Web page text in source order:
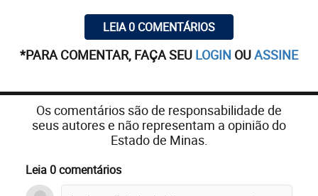
LEIA 0 COMENTÁRIOS
*PARA COMENTAR, FAÇA SEU LOGIN OUASSINE
Os comentários são de responsabilidade de
seus autores e não representam a opinião do
Estado de Minas.
Leia 0 comentários